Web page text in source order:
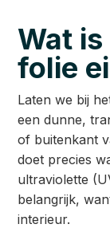
Wat
folie
Laten we bij
een dunne,
of buitenkant
doet precies
ultraviolette
belangrijk,
interieur.